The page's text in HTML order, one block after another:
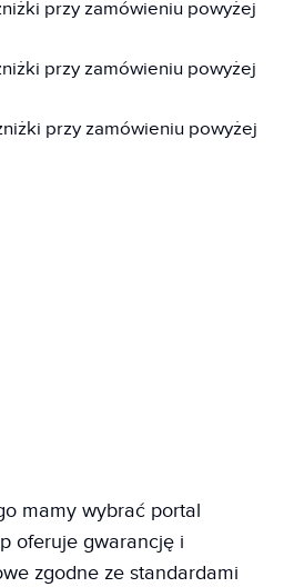
przy zamówieniu powyżej
przy zamówieniu powyżej
przy zamówieniu powyżej
mamy wybrać portal
oferuje gwarancję i
zgodne ze standardami